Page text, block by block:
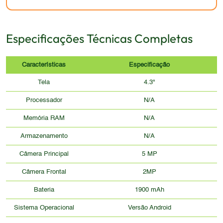
Especificações Técnicas Completas
Características Especificação
Tela 4.3"
Processador N/A
Memória RAM N/A
Armazenamento N/A
Câmera Principal 5 MP
Câmera Frontal 2MP
Bateria 1900 mAh
Sistema Operacional Versão Android